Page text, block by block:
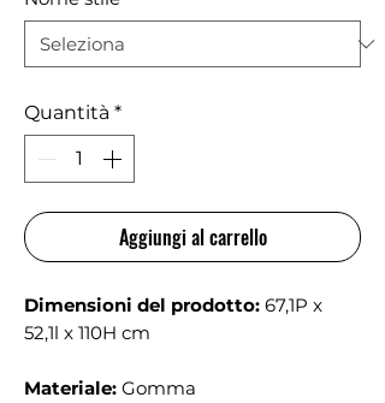
Quantità *
Aggiungi al carrello
Dimensioni del prodotto: 67,1P x
52,1l x 110H cm
Materiale: Gomma